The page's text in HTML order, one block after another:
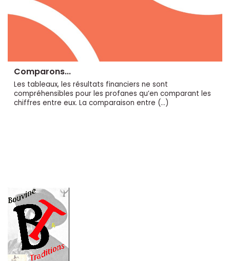
Comparons...
Les tableaux, les résultats financiers ne sont
compréhensibles pour les profanes qu’en comparant les
chiffres entre eux. La comparaison entre (…)